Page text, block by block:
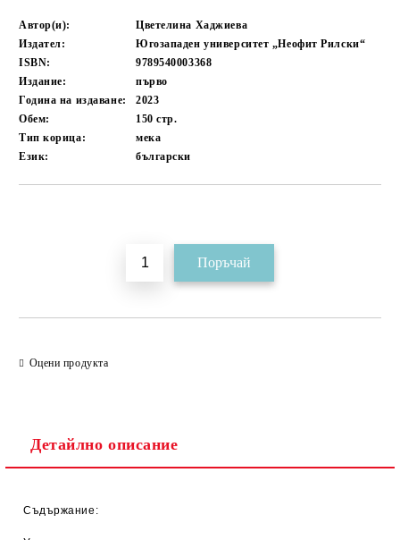
Автор(и):
Цветелина Хаджиева
Издател:
Югозападен университет „Неофит Рилски“
ISBN:
9789540003368
Издание:
първо
Година на издаване:
2023
Обем:
150стр.
Тип корица:
мека
Език:
български
Оцени продукта
Детайлно описание
Съдържание: